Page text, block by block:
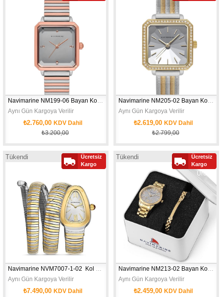
KASA ÇAPI: 26 MM - CİNSİYET:
Navimarine NM199-06 Bayan Kol Saati
Aynı Gün Kargoya Verilir
KASA ÇAPI: 26 MM - CİNSİYET: WOMAN - SU GEÇİRMEZLİK: 3 ATM - MOV'T:
₺2.760,00 KDV Dahil
₺3.200,00
Navimarine NM205-02 Bayan Kol Saati
Aynı Gün Kargoya Verilir
KASA ÇAPI: 30 MM - CİNSİYET:
₺2.619,00 KDV Dahil
₺2.799,00
Tükendi
Navimarine NVM7007-1-02  Kol Saati
Aynı Gün Kargoya Verilir
₺7.490,00 KDV Dahil
Ücretsiz
Kargo
Yeni
Tükendi
Navimarine NM213-02 Bayan Kol Saati
Aynı Gün Kargoya Verilir
₺2.459,00 KDV Dahil
Ücretsiz
Kargo
Yeni
Ürün